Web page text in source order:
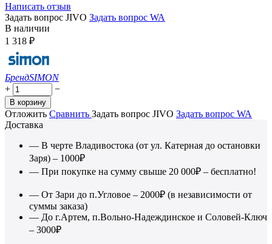
Написать отзыв
Задать вопрос JIVO Задать вопрос WA
В наличии
1 318 ₽
БрендSIMON
+
−
В корзину
Отложить Сравнить Задать вопрос JIVO Задать вопрос WA
Доставка
— В черте Владивостока (от ул. Катерная до остановки
Заря) – 1000₽
— При покупке на сумму свыше 20 000₽ – бесплатно!
— От Зари до п.Угловое – 2000₽ (в независимости от
суммы заказа)
— До г.Артем, п.Вольно-Надеждинское и Соловей-Ключ
– 3000₽